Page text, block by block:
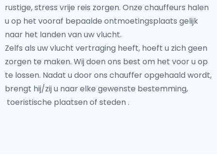
rustige, stress vrije reis zorgen. Onze chauffeurs halen
u op het vooraf bepaalde ontmoetingsplaats gelijk
naar het landen van uw vlucht.
Zelfs als uw vlucht vertraging heeft, hoeft u zich geen
zorgen te maken. Wij doen ons best om het voor u op
te lossen. Nadat u door ons chauffer opgehaald wordt,
brengt hij/zij u naar elke gewenste bestemming,
toeristische plaatsen of steden .